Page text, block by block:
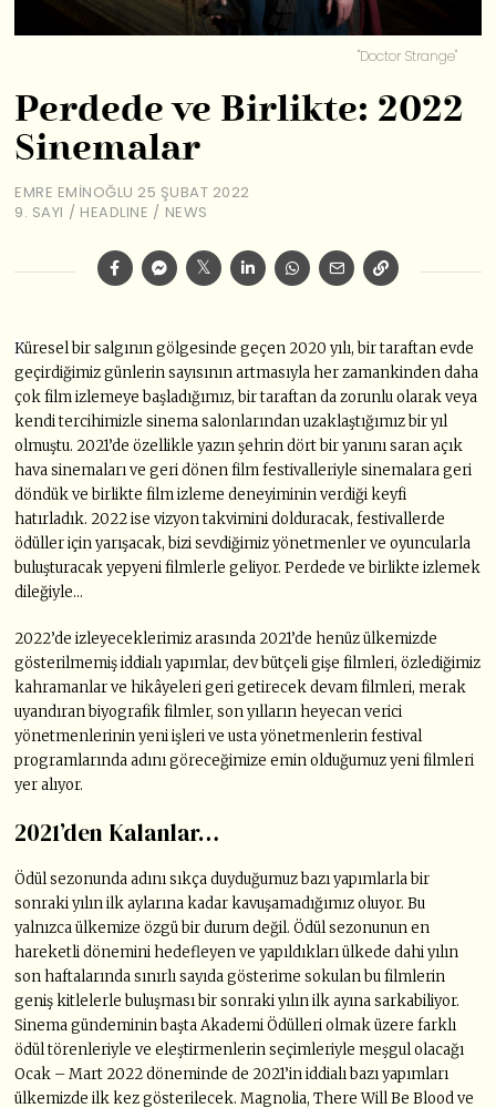
"Doctor Strange"
Perdede ve Birlikte: 2022
Sinemalar
EMRE EMINOĞLU 25 ŞUBAT 2022
9. SAYI / HEADLINE / NEWS
Küresel bir salgının gölgesinde geçen 2020 yılı, bir taraftan evde
geçirdiğimiz günlerin sayısının artmasıyla her zamankinden daha
çok film izlemeye başladığımız, bir taraftan da zorunlu olarak veya
kendi tercihimizle sinema salonlarından uzaklaştığımız bir yıl
olmuştu. 2021’de özellikle yazın şehrin dört bir yanını saran açık
hava sinemaları ve geri dönen film festivalleriyle sinemalara geri
döndük ve birlikte film izleme deneyiminin verdiği keyfi
hatırladık. 2022 ise vizyon takvimini dolduracak, festivallerde
ödüller için yarışacak, bizi sevdiğimiz yönetmenler ve oyuncularla
buluşturacak yepyeni filmlerle geliyor. Perdede ve birlikte izlemek
dileğiyle…
2022’de izleyeceklerimiz arasında 2021’de henüz ülkemizde
gösterilmemiş iddialı yapımlar, dev bütçeli gişe filmleri, özlediğimiz
kahramanlar ve hikâyeleri geri getirecek devam filmleri, merak
uyandıran biyografik filmler, son yılların heyecan verici
yönetmenlerinin yeni işleri ve usta yönetmenlerin festival
programlarında adını göreceğimize emin olduğumuz yeni filmleri
yer alıyor.
2021’den Kalanlar…
Ödül sezonunda adını sıkça duyduğumuz bazı yapımlarla bir
sonraki yılın ilk aylarına kadar kavuşamadığımız oluyor. Bu
yalnızca ülkemize özgü bir durum değil. Ödül sezonunun en
hareketli dönemini hedefleyen ve yapıldıkları ülkede dahi yılın
son haftalarında sınırlı sayıda gösterime sokulan bu filmlerin
geniş kitlelerle buluşması bir sonraki yılın ilk ayına sarkabiliyor.
Sinema gündeminin başta Akademi Ödülleri olmak üzere farklı
ödül törenleriyle ve eleştirmenlerin seçimleriyle meşgul olacağı
Ocak – Mart 2022 döneminde de 2021’in iddialı bazı yapımları
ülkemizde ilk kez gösterilecek. Magnolia, There Will Be Blood ve